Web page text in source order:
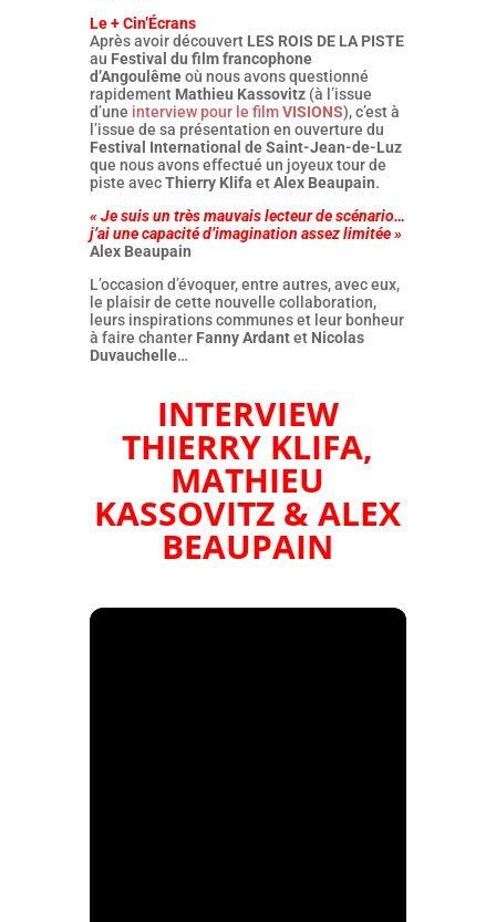
Le + Cin’Écrans
Après avoir découvert LES ROIS DE LA PISTE
au Festival du film francophone
d’Angoulêmeoù nous avons questionné
rapidement Mathieu Kassovitz(à l’issue
d’une interview pour le filmVISIONS), c’est à
l’issue de sa présentation en ouverture du
Festival International de Saint-Jean-de-Luz
que nous avons effectué un joyeux tour de
piste avecThierry Klifa etAlex Beaupain.
« Je suis un très mauvais lecteur de scénario…
j’ai une capacité d’imagination assez limitée »
Alex Beaupain
L’occasion d’évoquer, entre autres, avec eux,
le plaisir de cette nouvelle collaboration,
leurs inspirations communes et leur bonheur
à faire chanter Fanny Ardantet Nicolas
Duvauchelle…
INTERVIEW
THIERRY KLIFA,
MATHIEU
KASSOVITZ & ALEX
BEAUPAIN